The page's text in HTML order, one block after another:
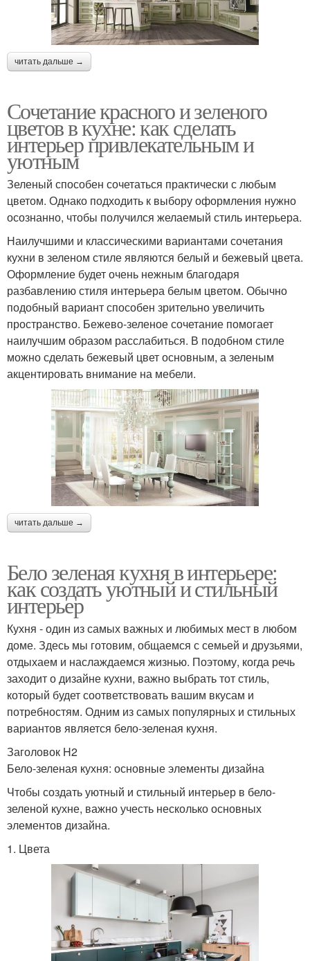
читать дальше →
Сочетание красного и зеленого
цветов в кухне: как сделать
интерьер привлекательным и
уютным
Зеленый способен сочетаться практически с любым
цветом. Однако подходить к выбору оформления нужно
осознанно, чтобы получился желаемый стиль интерьера.
Наилучшими и классическими вариантами сочетания
кухни в зеленом стиле являются белый и бежевый цвета.
Оформление будет очень нежным благодаря
разбавлению стиля интерьера белым цветом. Обычно
подобный вариант способен зрительно увеличить
пространство. Бежево-зеленое сочетание помогает
наилучшим образом расслабиться. В подобном стиле
можно сделать бежевый цвет основным, а зеленым
акцентировать внимание на мебели.
читать дальше →
Бело зеленая кухня в интерьере:
как создать уютный и стильный
интерьер
Кухня - один из самых важных и любимых мест в любом
доме. Здесь мы готовим, общаемся с семьей и друзьями,
отдыхаем и наслаждаемся жизнью. Поэтому, когда речь
заходит о дизайне кухни, важно выбрать тот стиль,
который будет соответствовать вашим вкусам и
потребностям. Одним из самых популярных и стильных
вариантов является бело-зеленая кухня.
Заголовок H2
Бело-зеленая кухня: основные элементы дизайна
Чтобы создать уютный и стильный интерьер в бело-
зеленой кухне, важно учесть несколько основных
элементов дизайна.
1. Цвета